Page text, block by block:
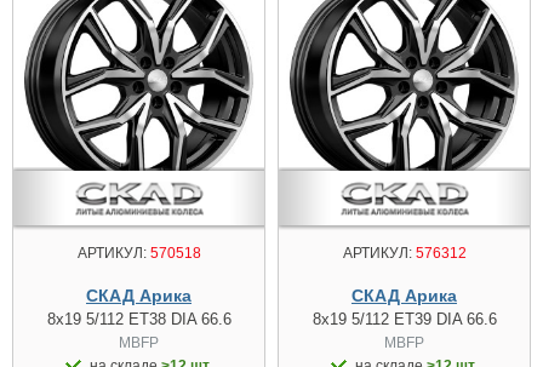
АРТИКУЛ:570518
СКАД Арика
8x19 5/112 ET38 DIA 66.6
MBFP
АРТИКУЛ:576312
СКАД Арика
8x19 5/112 ET39 DIA 66.6
MBFP